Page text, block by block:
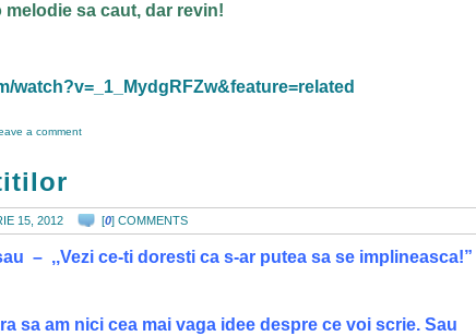
melodie sa caut, dar revin!
watch?v=_1_MydgRFZw&feature=related
a comment
15, 2012 [0] COMMENTS
– ,,Vezi ce-ti doresti ca s-ar putea sa se implineasca!”
sa am nici cea mai vaga idee despre ce voi scrie. Sau